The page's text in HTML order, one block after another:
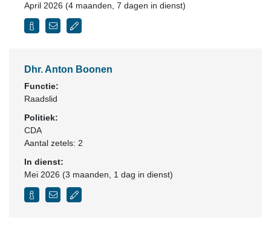
April 2026 (4 maanden, 7 dagen in dienst)
Dhr. Anton Boonen
Functie:
Raadslid
Politiek:
CDA
Aantal zetels: 2
In dienst:
Mei 2026 (3 maanden, 1 dag in dienst)